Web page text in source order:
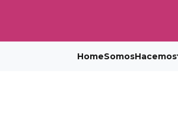
HomeSomosHacemos